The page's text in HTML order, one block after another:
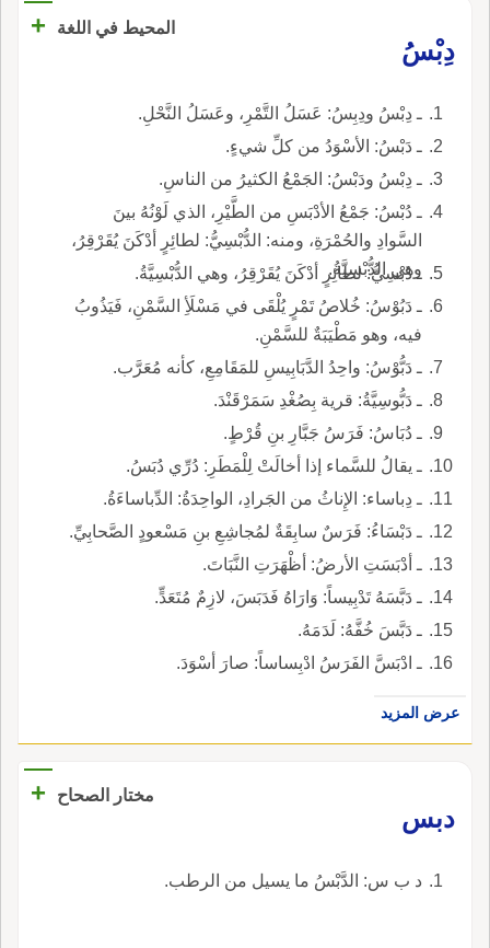
المحيط في اللغة
+
دِبْسُ
ـ دِبْسُ ودِبِسُ: عَسَلُ التَّمْرِ، وعَسَلُ النَّحْلِ.
ـ دَبْسُ: الأسْوَدُ من كلِّ شيءٍ.
ـ دِبْسُ ودَبْسُ: الجَمْعُ الكثيرُ من الناسِ.
ـ دُبْسُ: جَمْعُ الأدْبَسِ من الطَّيْرِ، الذي لَوْنُهُ بينَ
السَّوادِ والحُمْرَةِ، ومنه: الدُّبْسِيُّ: لطائِرٍ أدْكَنَ يُقَرْقِرُ،
وهي الدُّبْسِيَّةُ.
ـ دُبْسِيُّ: لطائِرٍ أدْكَنَ يُقَرْقِرُ، وهي الدُّبْسِيَّةُ.
ـ دَبُوْسُ: خُلاصُ تَمْرٍ يُلْقَى في مَسْلَأِ السَّمْنِ، فَيَذُوبُ
فيه، وهو مَطْيَبَةٌ للسَّمْنِ.
ـ دَبُّوْسُ: واحِدُ الدَّبَابِيسِ للمَقَامِعِ، كأنه مُعَرَّب.
ـ دَبُّوسِيَّةُ: قرية بِصُغْدِ سَمَرْقَنْدَ.
ـ دُبَاسُ: فَرَسُ جَبَّارِ بنِ قُرْطٍ.
ـ يقالُ للسَّماء إذا أخالَتْ لِلْمَطَرِ: دُرِّي دُبَسُ.
ـ دِباساء: الإِناثُ من الجَرادِ، الواحِدَةُ: الدِّباساءَةُ.
ـ دَبْسَاءُ: فَرَسٌ سابِقَةٌ لمُجاشِعِ بنِ مَسْعودٍ الصَّحابِيِّ.
ـ أدْبَسَتِ الأرضُ: أظْهَرَتِ النَّبَاتَ.
ـ دَبَّسَهُ تَدْبِيساً: وَارَاهُ فَدَبَسَ، لازِمٌ مُتَعَدٍّ.
ـ دَبَّسَ خُفَّهُ: لَدَمَهُ.
ـ ادْبَسَّ الفَرَسُ ادْبِساساً: صارَ أسْوَدَ.
عرض المزيد
مختار الصحاح
+
دبس
د ب س: الدَّبْسُ ما يسيل من الرطب.